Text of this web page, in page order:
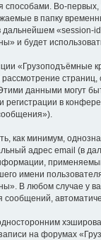
Во-
в папку
«session-
и будет
«Грузоподъёмные
рассмотрение
данными могут
в
как минимум,
адрес email (в
имени
В любом случае у
сообщений,
на форумах